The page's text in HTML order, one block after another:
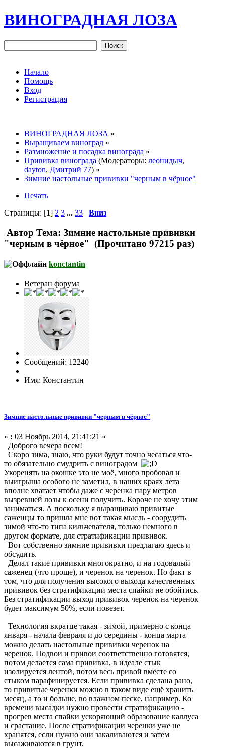
ВИНОГРАДНАЯ ЛОЗА
Начало
Помощь
Вход
Регистрация
ВИНОГРАДНАЯ ЛОЗА »
Выращиваем виноград »
Размножение и посадка винограда »
Прививка винограда (Модераторы: леонидыч,
dayton, Дмитрий 77) »
Зимние настольные прививки "черным в чёрное"
Печать
Страницы: [1] 2 3 ... 33 Вниз
Автор Тема: Зимние настольные прививки
"черным в чёрное" (Прочитано 97215 раз)
konctantin
Ветеран форума
Сообщений: 12240
Имя: Константин
Зимние настольные прививки "черным в чёрное"
« : 03 Ноябрь 2014, 21:41:21 »
Доброго вечера всем!
Скоро зима, знаю, что руки будут точно чесаться что-
то обязательно смудрить с виноградом
Укоренять на окошке это не моё, много пробовал и
выигрыша особого не заметил, в наших краях лета
вполне хватает чтобы даже с черенка пару метров
вызревшей лозы к осени получить. Короче не хочу этим
заниматься. А поскольку я выращиваю привитые
саженцы то пришла мне вот такая мысль - соорудить
зимой что-то типа кильчевателя, только немного в
другом формате, для стратификации прививок.
Вот собственно зимние прививки предлагаю здесь и
обсудить.
Делал такие прививки многократно, и на годовалый
саженец (что проще), и черенок на черенок. Но факт в
том, что для получения высокого выхода качественных
прививок без стратификации места спайки не обойтись.
Без стратификации выход прививок черенок на черенок
будет максимум 50%, если повезет.
Технология вкратце такая - зимой, примерно с конца
января - начала февраля и до середины - конца марта
можно делать настольные прививки черенок на
черенок. Подвои и привои соответственно готовятся,
потом делается сама прививка, в идеале стык
изолируется лентой, потом весь привой вместе со
стыком парафинируется. Если прививка сделана рано,
то привитые черенки можно в таком виде ещё хранить
месяц, а то и больше, во влажном песке, например. Ко
времени высадки нужно провести стратификацию -
прогрев места спайки ускоряющий образование каллуса
и срастание. После стратификации черенки уже не
хранятся, если нужно они закаливаются и затем
высаживаются в грунт.